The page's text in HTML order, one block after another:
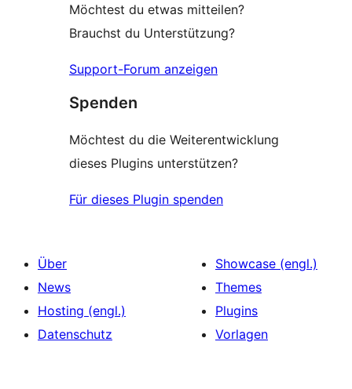
Möchtest du etwas mitteilen?
Brauchst du Unterstützung?
Support-Forum anzeigen
Spenden
Möchtest du die Weiterentwicklung
dieses Plugins unterstützen?
Für dieses Plugin spenden
Über
News
Hosting (engl.)
Datenschutz
Showcase (engl.)
Themes
Plugins
Vorlagen